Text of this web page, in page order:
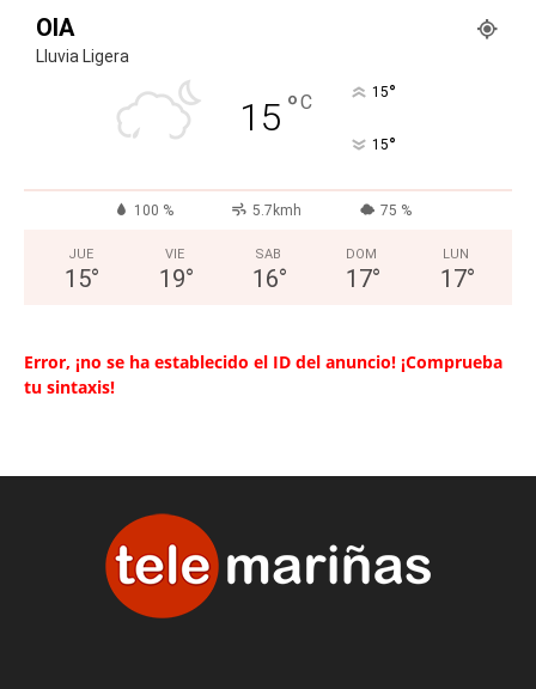
OIA
Lluvia Ligera
15 °C 15°
15°
100 % 5.7kmh 75 %
JUE
15°
VIE
19°
SAB
16°
DOM
17°
LUN
17°
Error, ¡no se ha establecido el ID del anuncio! ¡Comprueba
tu sintaxis!